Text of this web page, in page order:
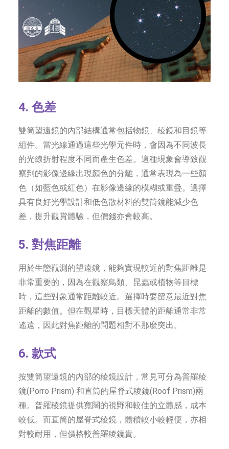
4. 色差
雙筒望遠鏡的內部結構通常包括物鏡、稜鏡和目鏡等
組件。當光線通過這些光學元件時，會因為不同波長
的光線折射程度不同而產生色差。這種現象會導致觀
察到的影像邊緣出現顏色的分離，通常表現為一些顏
色（如藍色或紅色）在影像邊緣的模糊或重疊。選擇
具有良好光學設計和低色散材料的雙筒鏡能減少色
差，提升觀賞體驗，但價錢亦會較高。
5. 對焦距離
用於生態觀測的望遠鏡，能夠實現較近的對焦距離是
非常重要的，因為在觀察鳥類、昆蟲或植物等目標
時，這些對象通常距離較近。選擇時要留意最近對焦
距離的數值。但在觀星時，目標天體的距離通常非常
遙遠，因此對焦距離的問題相對不那麼突出。
6. 款式
按雙筒望遠鏡的內部的稜鏡設計，常見可分為普羅稜
鏡(Porro Prism) 和直筒的屋脊式稜鏡(Roof Prism)兩
種。普羅稜鏡提供寬闊的視野和較佳的立體感，成本
較低。而直筒的屋脊式稜鏡，體積較小較輕便，亦相
對較耐用，但價格較普羅稜鏡貴。